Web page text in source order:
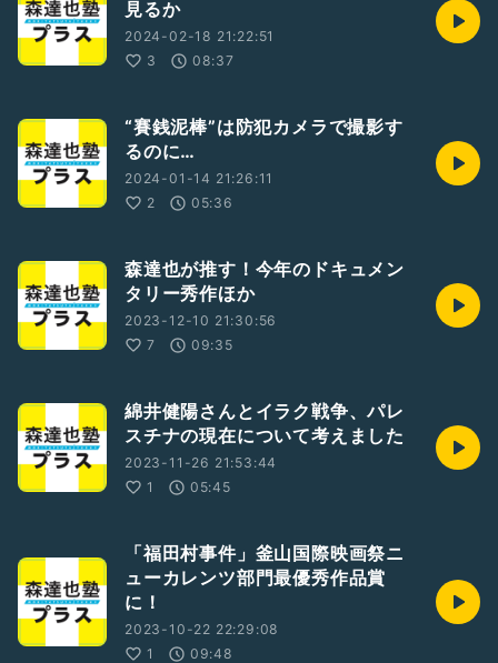
見るか
2024-02-18 21:22:51
3
08:37
“賽銭泥棒”は防犯カメラで撮影す
るのに…
2024-01-14 21:26:11
2
05:36
森達也が推す！今年のドキュメン
タリー秀作ほか
2023-12-10 21:30:56
7
09:35
綿井健陽さんとイラク戦争、パレ
スチナの現在について考えました
2023-11-26 21:53:44
1
05:45
「福田村事件」釜山国際映画祭ニ
ューカレンツ部門最優秀作品賞
に！
2023-10-22 22:29:08
1
09:48